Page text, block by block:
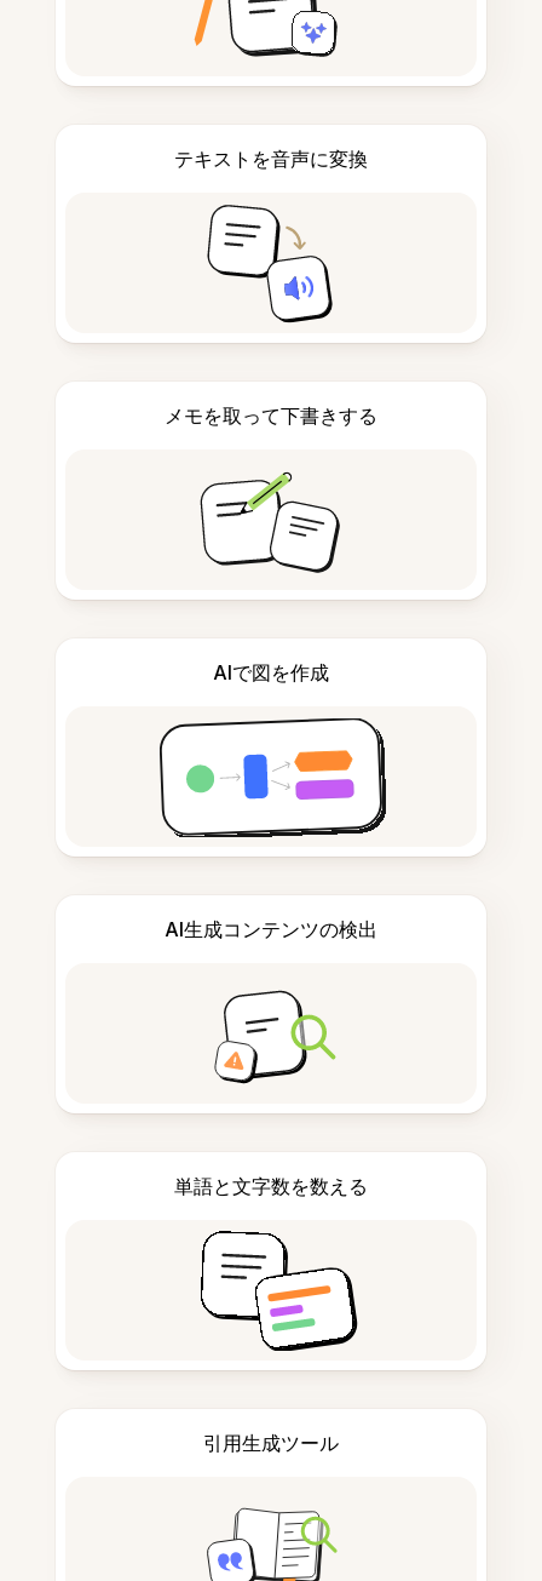
テキストを音声に変換
メモを取って下書きする
AIで図を作成
AI生成コンテンツの検出
単語と文字数を数える
引用生成ツール